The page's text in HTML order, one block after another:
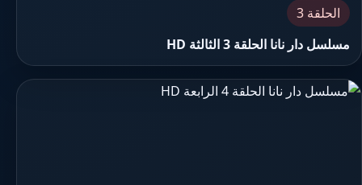
الحلقة 3
مسلسل دار نانا الحلقة 3 الثالثة HD